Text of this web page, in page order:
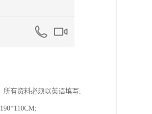
所有资料必须以英语填写;